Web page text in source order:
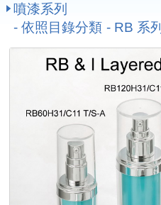
噴漆系列
- 依照目錄分類 - RB 系列